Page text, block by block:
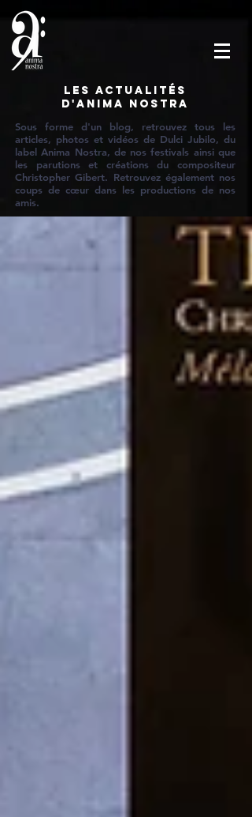
Les actualités
d'Anima Nostra
Sous forme d'un blog, retrouvez tous les
articles, photos et vidéos de Dulci Jubilo, du
label Anima Nostra, de nos festivals ainsi que
les parutions et créations du compositeur
Christopher Gibert. Retrouvez également nos
coups de cœur dans les productions de nos
amis.